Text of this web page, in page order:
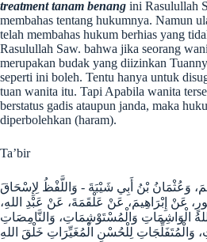
treatment tanam benang ini Rasulullah
membahas tentang hukumnya. Namun
telah membahas hukum berhias yang
Rasulullah Saw. bahwa jika seorang
merupakan budak yang diizinkan
seperti ini boleh. Tentu hanya untuk
tuan wanita itu. Tapi Apabila wanita
berstatus gadis ataupun janda, maka
diperbolehkan (haram).
Ta’bir
وَعُثْمَانُ بْنُ أَبِي شَيْبَةَ - وَاللَّفْظُ لِإِسْحَاقَ
عَنْ إِبْرَاهِيمَ، عَنْ عَلْقَمَةَ، عَنْ عَبْدِ اللهِ،
الْوَاشِمَاتِ وَالْمُسْتَوْشِمَاتِ، وَالنَّامِصَاتِ